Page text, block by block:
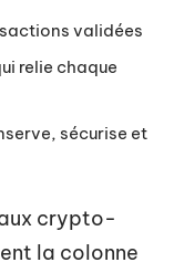
validées
relie chaque
sécurise et
crypto-
la colonne